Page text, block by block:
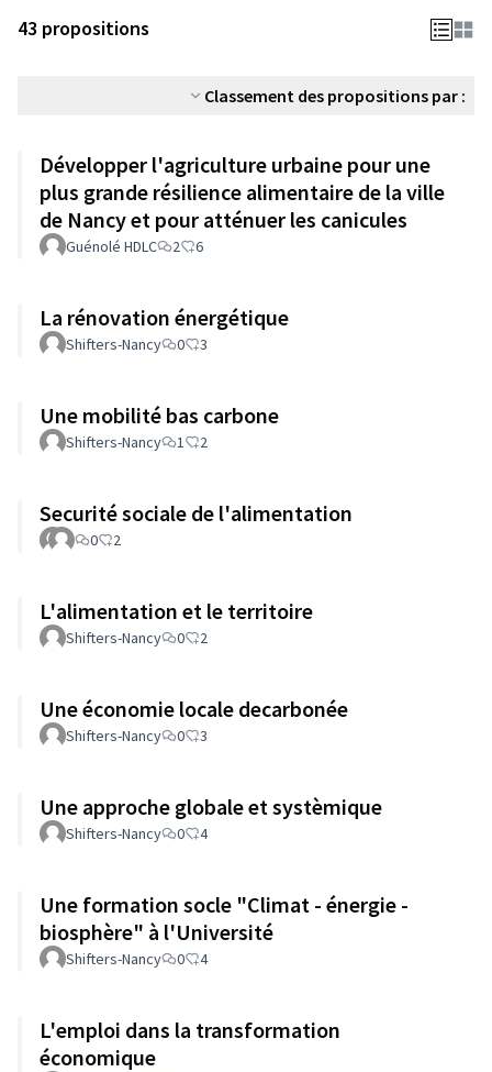
43 propositions
Classement des propositions par :
Développer l'agriculture urbaine pour une
plus grande résilience alimentaire de la ville
de Nancy et pour atténuer les canicules
Guénolé HDLC 2 6
La rénovation énergétique
Shifters-Nancy 0 3
Une mobilité bas carbone
Shifters-Nancy 1 2
Securité sociale de l'alimentation
0 2
L'alimentation et le territoire
Shifters-Nancy 0 2
Une économie locale decarbonée
Shifters-Nancy 0 3
Une approche globale et systèmique
Shifters-Nancy 0 4
Une formation socle "Climat - énergie -
biosphère" à l'Université
Shifters-Nancy 0 4
L'emploi dans la transformation
économique